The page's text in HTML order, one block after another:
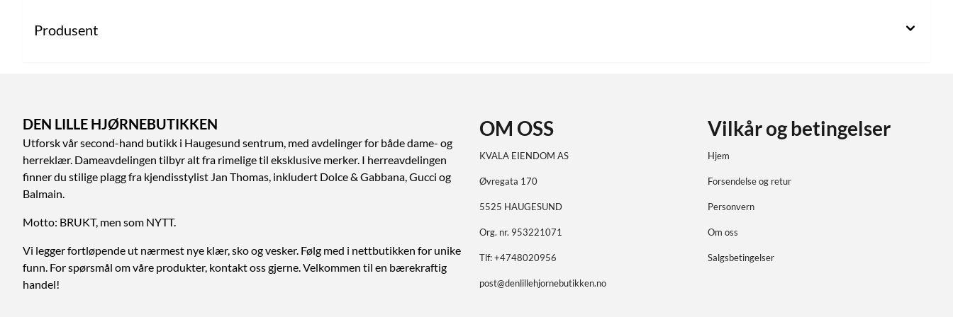
Produsent
DEN LILLE HJØRNEBUTIKKEN
Utforsk vår second-hand butikk i Haugesund sentrum, med avdelinger for både dame- og
herreklær. Dameavdelingen tilbyr alt fra rimelige til eksklusive merker. I herreavdelingen
finner du stilige plagg fra kjendisstylist Jan Thomas, inkludert Dolce & Gabbana, Gucci og
Balmain.
Motto: BRUKT, men som NYTT.
Vi legger fortløpende ut nærmest nye klær, sko og vesker. Følg med i nettbutikken for unike
funn. For spørsmål om våre produkter, kontakt oss gjerne. Velkommen til en bærekraftig
handel!
OM OSS
KVALA EIENDOM AS
Øvregata 170
5525 HAUGESUND
Org. nr. 953221071
Tlf:+4748020956
post@denlillehjornebutikken.no
Vilkår og betingelser
Hjem
Forsendelse og retur
Personvern
Om oss
Salgsbetingelser